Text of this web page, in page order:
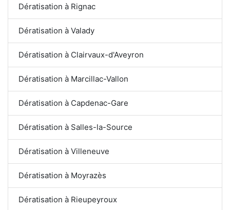
Dératisation à Rignac
Dératisation à Valady
Dératisation à Clairvaux-d'Aveyron
Dératisation à Marcillac-Vallon
Dératisation à Capdenac-Gare
Dératisation à Salles-la-Source
Dératisation à Villeneuve
Dératisation à Moyrazès
Dératisation à Rieupeyroux